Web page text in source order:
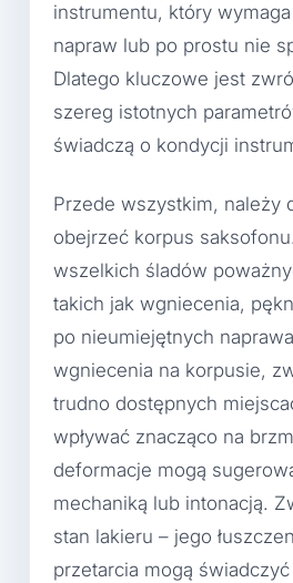
instrumentu, który
napraw lub po prostu nie
Dlatego kluczowe jest
szereg istotnych
świadczą o kondycji
Przede wszystkim, należy
obejrzeć korpus
wszelkich śladów
takich jak wgniecenia,
po nieumiejętnych
wgniecenia na korpusie,
trudno dostępnych
wpływać znacząco na
deformacje mogą
mechaniką lub intonacją.
stan lakieru – jego
przetarcia mogą